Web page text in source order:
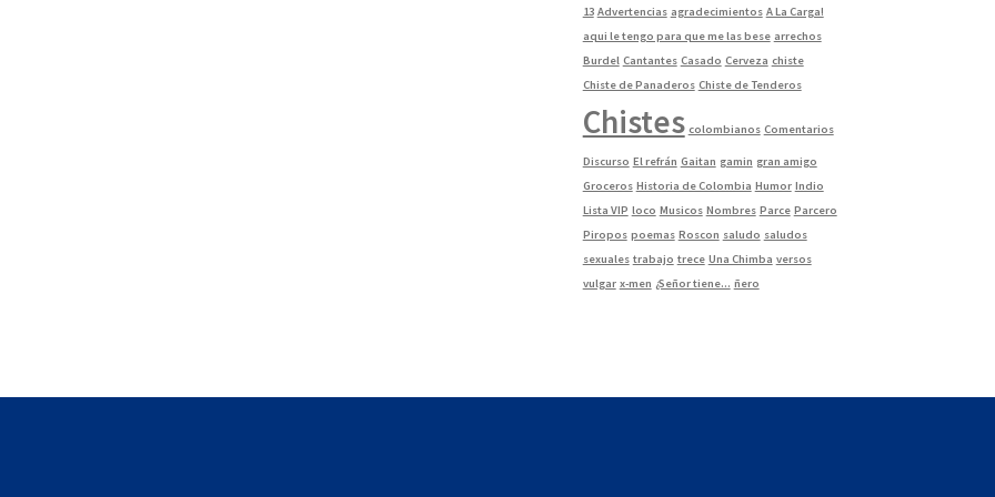
13 Advertencias agradecimientos A La Carga!
aqui le tengo para que me las bese arrechos
Burdel Cantantes Casado Cerveza chiste
Chiste de Panaderos Chiste de Tenderos
Chistes colombianos Comentarios
Discurso El refrán Gaitan gamin gran amigo
Groceros Historia de Colombia Humor Indio
Lista VIP loco Musicos Nombres Parce Parcero
Piropos poemas Roscon saludo saludos
sexuales trabajo trece Una Chimba versos
vulgar x-men ¿Señor tiene... ñero